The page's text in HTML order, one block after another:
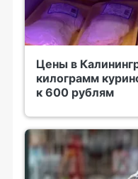
Цены в
килограмм
к 600 рублям